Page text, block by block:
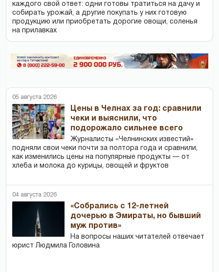
каждого свой ответ: одни готовы тратиться на дачу и
собирать урожай, а другие покупать у них готовую
продукцию или приобретать дорогие овощи, соленья
на прилавках
05 августа 2026
Цены в Челнах за год: сравнили
чеки и выяснили, что
подорожало сильнее всего
Журналисты «Челнинских известий»
подняли свои чеки почти за полтора года и сравнили,
как изменились цены на популярные продукты — от
хлеба и молока до курицы, овощей и фруктов
04 августа 2026
«Собрались с 12-летней
дочерью в Эмираты, но бывший
муж против»
На вопросы наших читателей отвечает
юрист Людмила Головина